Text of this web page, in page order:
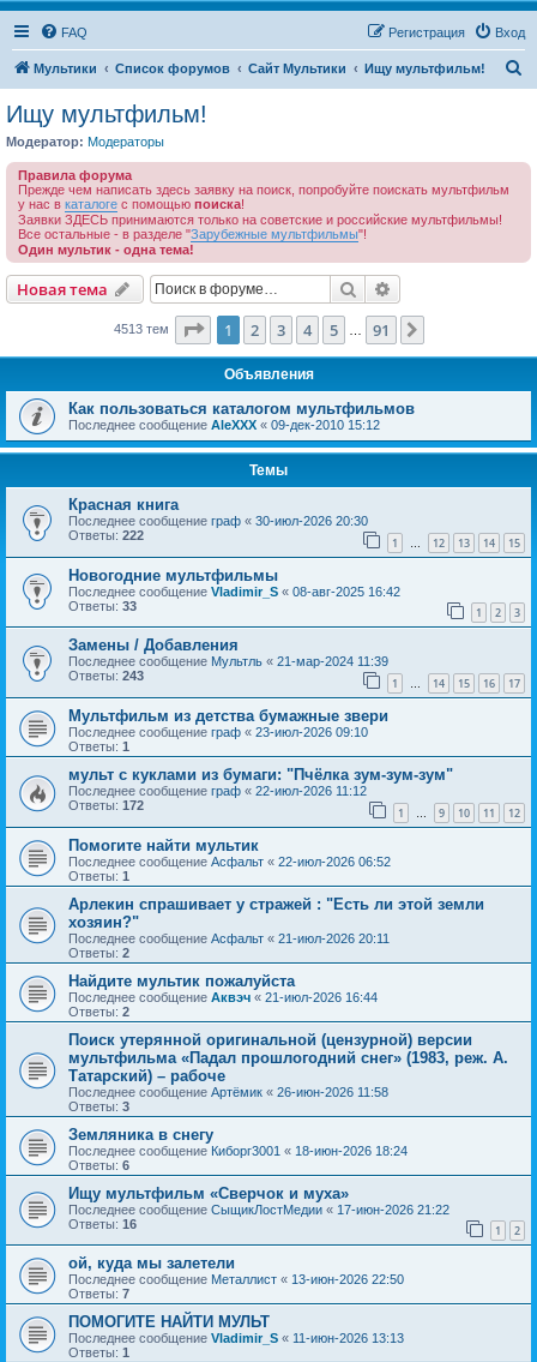
FAQ Вход
Регистрация
Мультики Список форумов Сайт Мультики Ищу мультфильм!
Ищу мультфильм!
Модератор: Модераторы
Правила форума
Прежде чем написать здесь заявку на поиск, попробуйте поискать мультфильм
у нас в каталоге с помощью поиска!
Заявки ЗДЕСЬ принимаются только на советские и российские мультфильмы!
Все остальные - в разделе "Зарубежные мультфильмы"!
Один мультик - одна тема!
Новая тема Поиск
4513 тем Страница из 91
1 2 3 4 5 91
Объявления
Как пользоваться каталогом мультфильмов
Последнее сообщение AleXXX « 09-дек-2010 15:12
Темы
Красная книга
Последнее сообщение граф « 30-июл-2026 20:30
Ответы: 222 1 … 12 13 14 15
Новогодние мультфильмы
Последнее сообщение Vladimir_S « 08-авг-2025 16:42
Ответы: 33 1 2 3
Замены / Добавления
Последнее сообщение Мультль « 21-мар-2024 11:39
Ответы: 243 1 … 14 15 16 17
Мультфильм из детства бумажные звери
Последнее сообщение граф « 23-июл-2026 09:10
Ответы: 1
мульт с куклами из бумаги: "Пчёлка зум-зум-зум"
Последнее сообщение граф « 22-июл-2026 11:12
Ответы: 172 1 … 9 10 11 12
Помогите найти мультик
Последнее сообщение Асфальт « 22-июл-2026 06:52
Ответы: 1
Арлекин спрашивает у стражей : "Есть ли этой земли
хозяин?"
Последнее сообщение Асфальт « 21-июл-2026 20:11
Ответы: 2
Найдите мультик пожалуйста
Последнее сообщение Аквэч « 21-июл-2026 16:44
Ответы: 2
Поиск утерянной оригинальной (цензурной) версии
мультфильма «Падал прошлогодний снег» (1983, реж. А.
Татарский) – рабоче
Последнее сообщение Артёмик « 26-июн-2026 11:58
Ответы: 3
Земляника в снегу
Последнее сообщение Киборг3001 « 18-июн-2026 18:24
Ответы: 6
Ищу мультфильм «Сверчок и муха»
Последнее сообщение СыщикЛостМедии « 17-июн-2026 21:22
Ответы: 16 1 2
ой, куда мы залетели
Последнее сообщение Металлист « 13-июн-2026 22:50
Ответы: 7
ПОМОГИТЕ НАЙТИ МУЛЬТ
Последнее сообщение Vladimir_S « 11-июн-2026 13:13
Ответы: 1